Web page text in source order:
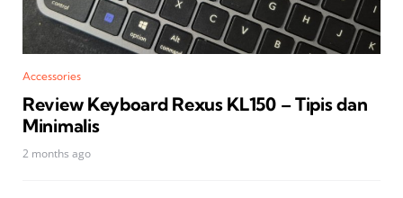
Accessories
Review Keyboard Rexus KL150 – Tipis dan
Minimalis
2 months ago